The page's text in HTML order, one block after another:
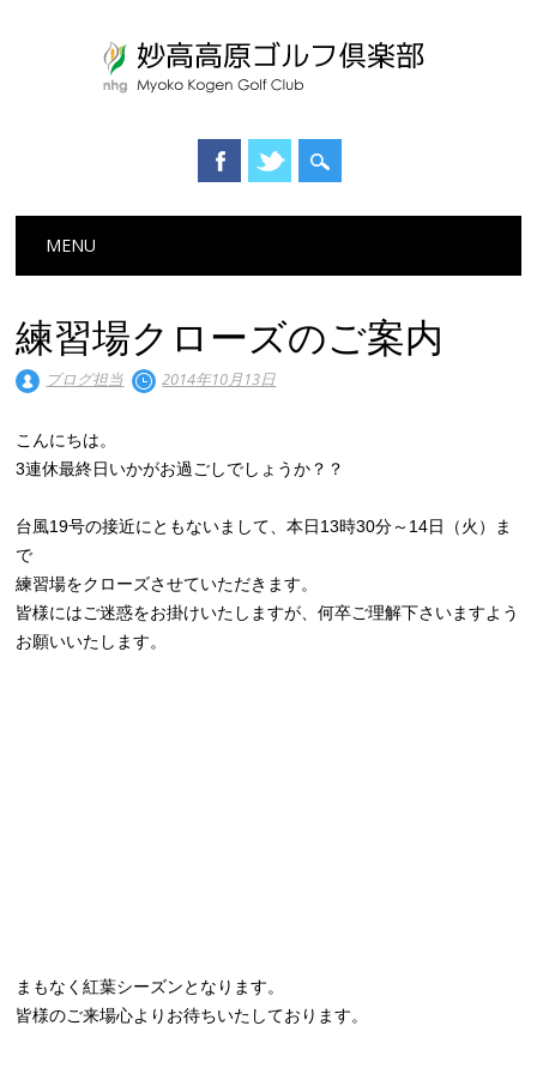
Main menu
MENU
練習場クローズのご案内
ブログ担当 2014年10月13日
こんにちは。
3連休最終日いかがお過ごしでしょうか？？
台風19号の接近にともないまして、本日13時30分～14日（火）ま
で
練習場をクローズさせていただきます。
皆様にはご迷惑をお掛けいたしますが、何卒ご理解下さいますよう
お願いいたします。
まもなく紅葉シーズンとなります。
皆様のご来場心よりお待ちいたしております。